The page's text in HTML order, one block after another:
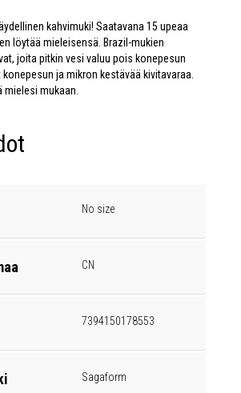
kahvimuki! Saatavana 15 upeaa
löytää mieleisensä. Brazil-mukien
joita pitkin vesi valuu pois konepesun
ja mikron kestävää kivitavaraa.
mielesi mukaan.
No size
CN
7394150178553
Sagaform